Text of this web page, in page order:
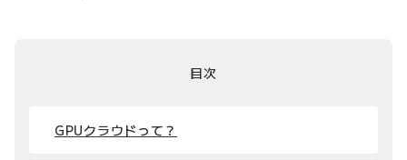
目次
GPUクラウドって？